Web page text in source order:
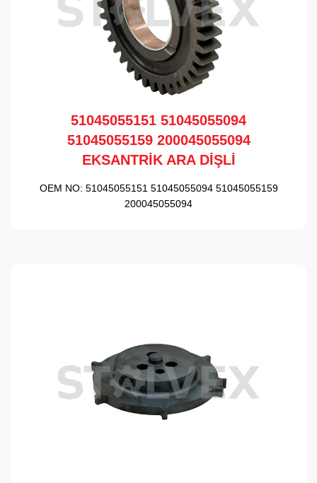
51045055151 51045055094
51045055159 200045055094
EKSANTRİK ARA DİŞLİ
OEM NO: 51045055151 51045055094 51045055159
200045055094